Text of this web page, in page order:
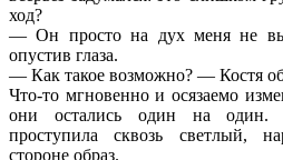
ход?
— Он просто на дух меня не
опустив глаза.
— Как такое возможно? — Костя
Что-то мгновенно и осязаемо
они остались один на один.
проступила сквозь светлый,
стороне образ.